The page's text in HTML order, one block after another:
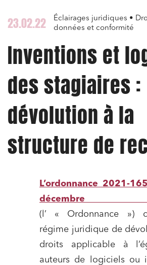
23.02.22
Éclairages juridiques •
données et conformité
Inventions et
des stagiaires :
dévolution à la
structure de
L’ordonnance 2021-
décembre
(l’ « Ordonnance »)
régime juridique de
droits applicable à
auteurs de logiciels ou